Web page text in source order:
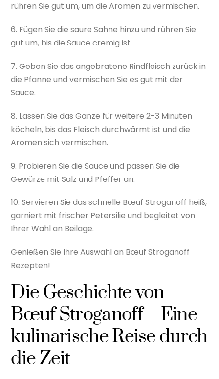
rühren Sie gut um, um die Aromen zu vermischen.
6. Fügen Sie die saure Sahne hinzu und rühren Sie
gut um, bis die Sauce cremig ist.
7. Geben Sie das angebratene Rindfleisch zurück in
die Pfanne und vermischen Sie es gut mit der
Sauce.
8. Lassen Sie das Ganze für weitere 2-3 Minuten
köcheln, bis das Fleisch durchwärmt ist und die
Aromen sich vermischen.
9. Probieren Sie die Sauce und passen Sie die
Gewürze mit Salz und Pfeffer an.
10. Servieren Sie das schnelle Bœuf Stroganoff heiß,
garniert mit frischer Petersilie und begleitet von
Ihrer Wahl an Beilage.
Genießen Sie Ihre Auswahl an Bœuf Stroganoff
Rezepten!
Die Geschichte von
Bœuf Stroganoff – Eine
kulinarische Reise durch
die Zeit